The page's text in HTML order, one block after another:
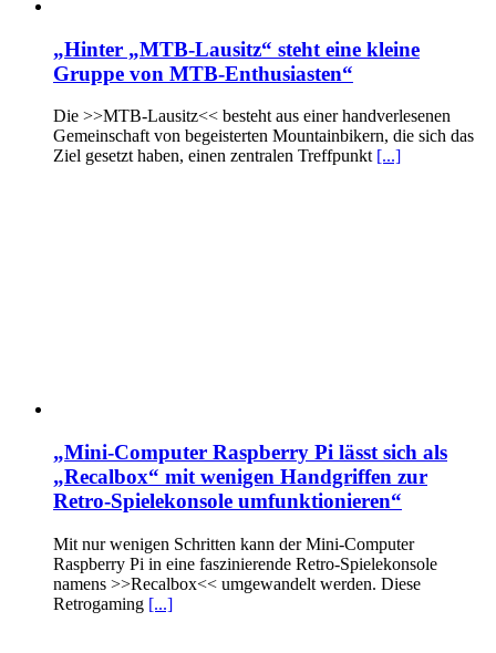
„Hinter „MTB-Lausitz“ steht eine kleine
Gruppe von MTB-Enthusiasten“
Die >>MTB-Lausitz<< besteht aus einer handverlesenen
Gemeinschaft von begeisterten Mountainbikern, die sich das
Ziel gesetzt haben, einen zentralen Treffpunkt [...]
„Mini-Computer Raspberry Pi lässt sich als
„Recalbox“ mit wenigen Handgriffen zur
Retro-Spielekonsole umfunktionieren“
Mit nur wenigen Schritten kann der Mini-Computer
Raspberry Pi in eine faszinierende Retro-Spielekonsole
namens >>Recalbox<< umgewandelt werden. Diese
Retrogaming [...]